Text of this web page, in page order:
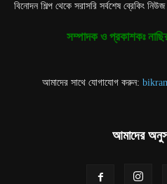
বিনোদন শিল্প থেকে সরাসরি সর্বশেষ ব্রেকিং
সম্পাদক ও প্রকাশকঃ
আমাদের সাথে যোগাযোগ করুন:
আমাদের